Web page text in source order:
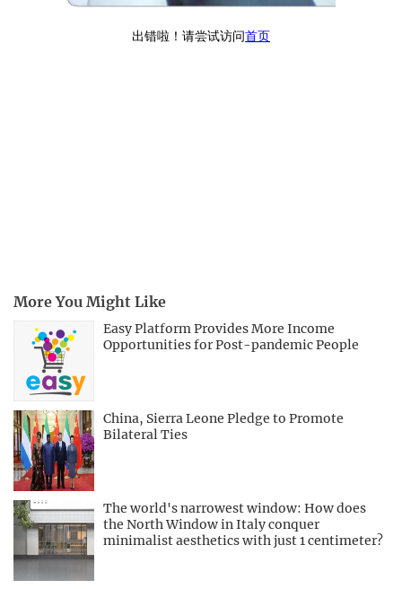
More You Might Like
Easy Platform Provides More Income
Opportunities for Post-pandemic People
China, Sierra Leone Pledge to Promote
Bilateral Ties
The world's narrowest window: How does
the North Window in Italy conquer
minimalist aesthetics with just 1 centimeter?